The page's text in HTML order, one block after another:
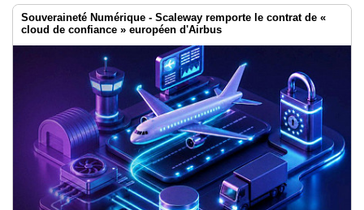
Souveraineté Numérique - Scaleway remporte le contrat de «
cloud de confiance » européen d'Airbus